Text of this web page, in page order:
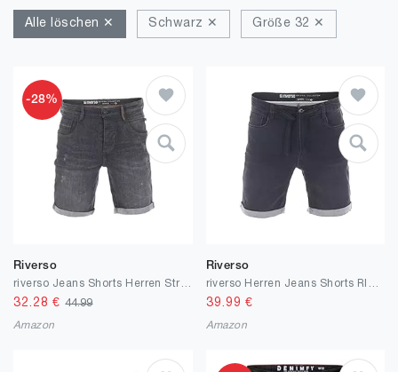
Alle löschen ✕ Schwarz ✕ Größe 32 ✕
-28%
Riverso
riverso Jeans Shorts Herren Stretch Kurz Regular Fit RIVTom Kurze Hosen Bermuda Shorts Sommer Denim Einfarbig Schwarz Grau Blau 30 31 32 33 34 36 38 40 42
32.28 €44.99
Amazon
Riverso
39.99 €
Amazon